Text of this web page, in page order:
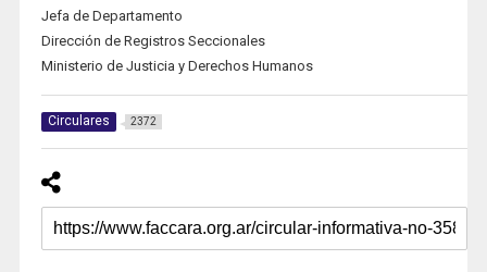
Jefa de Departamento
Dirección de Registros Seccionales
Ministerio de Justicia y Derechos Humanos
Circulares 2372